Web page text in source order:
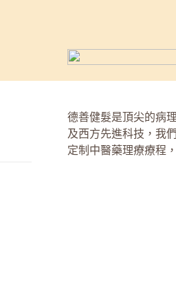
德善健髮是頂尖的病
及西方先進科技，我
定制中醫藥理療療程